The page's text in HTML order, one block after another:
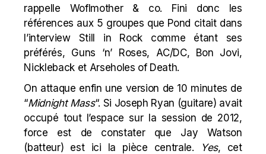
rappelle Woflmother & co. Fini donc les
références aux 5 groupes que Pond citait dans
l’interview Still in Rockcomme étant ses
préférés, Guns ‘n’ Roses, AC/DC, Bon Jovi,
Nickleback et Arseholes of Death.
On attaque enfin une version de 10 minutes de
“Midnight Mass“. Si Joseph Ryan (guitare) avait
occupé tout l’espace sur la session de 2012,
force est de constater que Jay Watson
(batteur) est ici la pièce centrale.
Yes, cet